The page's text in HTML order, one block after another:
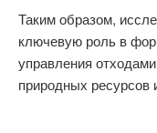
Таким образом,
ключевую роль в
управления
природных